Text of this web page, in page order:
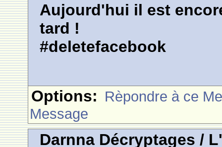
Aujourd'hui il est
tard !
#deletefacebook
Options: Rèpondre à ce
Message
Darnna Décryptages /